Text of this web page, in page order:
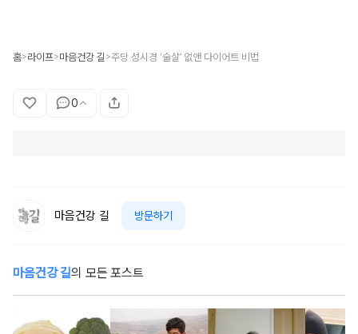
홈>라이프>마음건강 길 >주당 성시경 ‘술살’ 없앤 다이어트 비법
0
마음건강 길 방문하기
마음건강 길의 모든 포스트